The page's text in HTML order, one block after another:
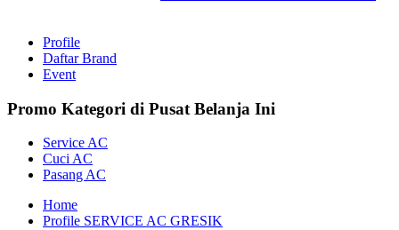
Profile
Daftar Brand
Event
Promo Kategori di Pusat Belanja Ini
Service AC
Cuci AC
Pasang AC
Home
Profile SERVICE AC GRESIK